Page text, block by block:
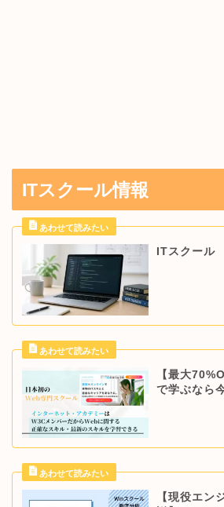
ITスクール情報
ITスクール
【最大
で学ぶなら
【現役エン